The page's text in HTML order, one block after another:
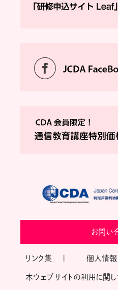
お問い
リンク集 個人情報
本ウェブサイトの利用に関し